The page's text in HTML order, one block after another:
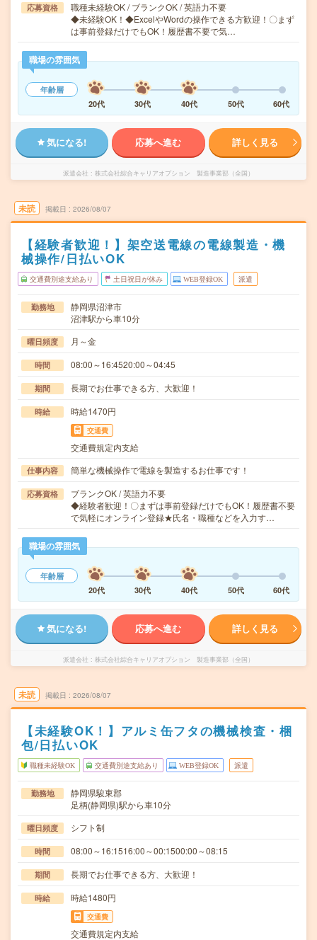
応募資格
職種未経験OK / ブランクOK / 英語力不要
◆未経験OK！◆ExcelやWordの操作できる方歓迎！〇まず
は事前登録だけでもOK！履歴書不要で気…
職場の雰囲気
年齢層
20代
30代 40代 50代 60代
気になる! 応募へ進む 詳しく見る
派遣会社 株式会社綜合キャリアオプション 製造事業部（全国）
未読 掲載日 2026/08/07
【経験者歓迎！】架空送電線の電線製造・機
械操作/日払いOK
交通費別途支給あり 土日祝日が休み WEB登録OK 派遣
勤務地
静岡県沼津市
沼津駅から車10分
曜日頻度 月～金
時間 08:00～16:4520:00～04:45
期間 長期でお仕事できる方、大歓迎！
時給 時給1470円
交通費
交通費規定内支給
仕事内容 簡単な機械操作で電線を製造するお仕事です！
応募資格
ブランクOK / 英語力不要
◆経験者歓迎！〇まずは事前登録だけでもOK！履歴書不要
で気軽にオンライン登録★氏名・職種などを入力す…
職場の雰囲気
年齢層
20代
30代 40代 50代 60代
気になる! 応募へ進む 詳しく見る
派遣会社 株式会社綜合キャリアオプション 製造事業部（全国）
未読 掲載日 2026/08/07
【未経験OK！】アルミ缶フタの機械検査・梱
包/日払いOK
職種未経験OK 交通費別途支給あり WEB登録OK 派遣
勤務地
静岡県駿東郡
足柄(静岡県)駅から車10分
曜日頻度 シフト制
時間 08:00～16:1516:00～00:1500:00～08:15
期間 長期でお仕事できる方、大歓迎！
時給 時給1480円
交通費
交通費規定内支給